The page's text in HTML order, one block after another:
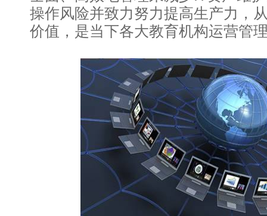
操作风险并致力努力提高生产力，
价值，是当下各大教育机构运营管